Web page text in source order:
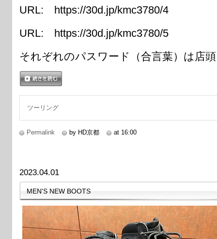
URL: https://30d.jp/kmc3780/4
URL: https://30d.jp/kmc3780/5
それぞれのパスワード（合言葉）は店
ツーリング
Permalink by HD京都 at 16:00
2023.04.01
MEN'S NEW BOOTS